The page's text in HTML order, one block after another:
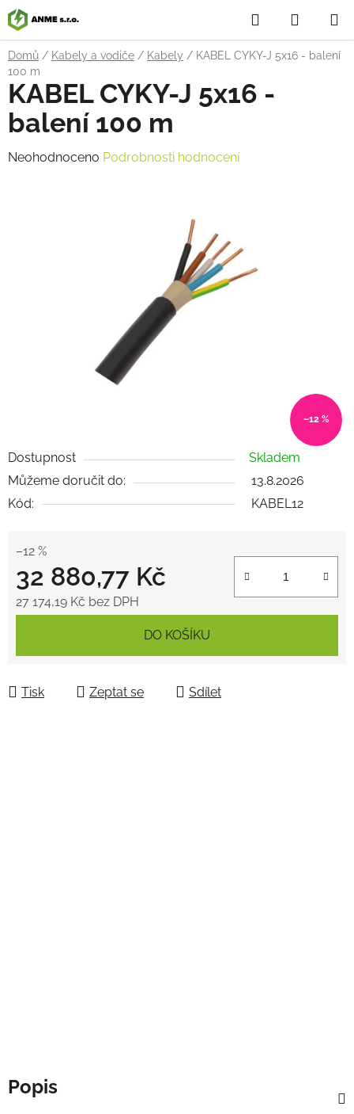
Přejít
na
obsah
Hledat
KOŠÍK
Domů / Kabely a vodiče / Kabely / KABEL CYKY-J 5x16 - balení
100 m
Dostupnost
Skladem
Můžeme doručit do:
13.8.2026
Kód:
KABEL12
–12 %
32 880,77 Kč
27 174,19 Kč bez DPH
DO KOŠÍKU
Tisk Zeptat se Sdílet
KABEL CYKY-J 5x16 -
balení 100 m
Průměrné
Neohodnoceno Podrobnosti hodnocení
–12 %
Popis